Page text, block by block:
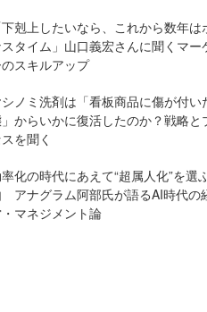
下剋上したいなら、これから数年は
タイム」山口義宏さんに聞くマー
スキルアップ
ノミ洗剤は「看板商品に傷が付い
からいかに復活したのか？戦略と
を聞く
化の時代にあえて“超属人化”を選
アナグラム阿部氏が語るAI時代の
マネジメント論